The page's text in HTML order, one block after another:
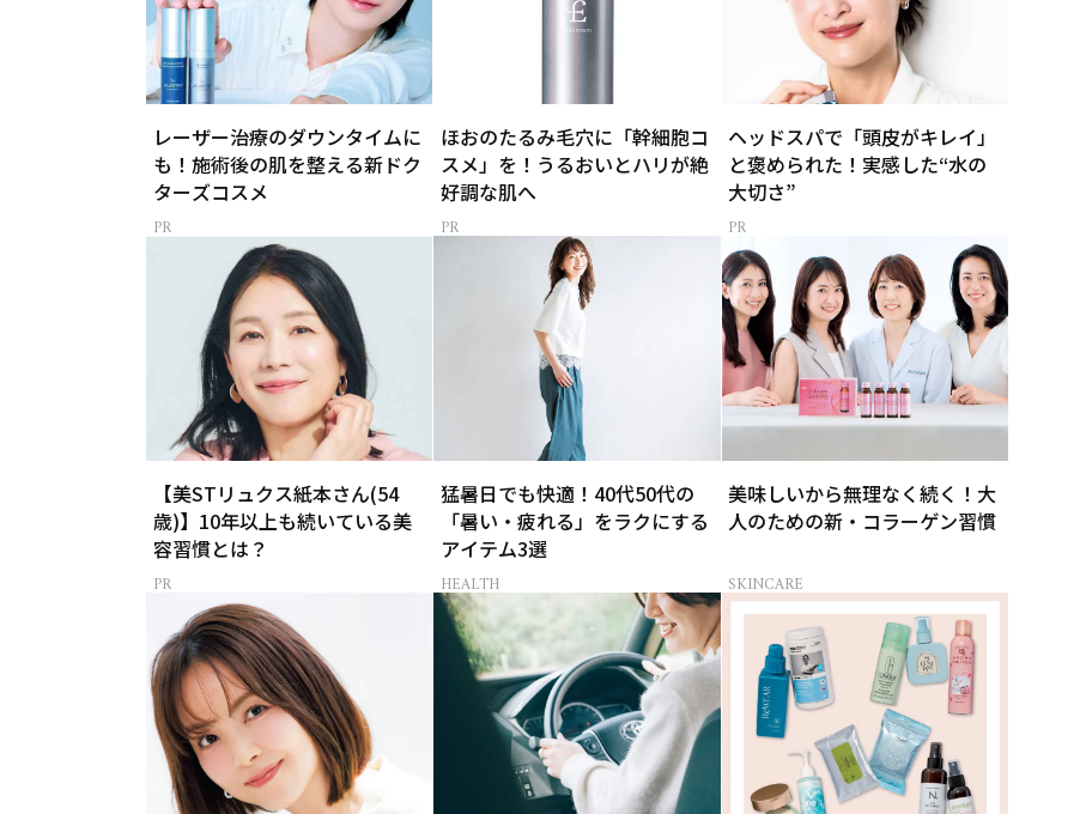
レーザー治療のダウンタイムに
も！施術後の肌を整える新ドク
ターズコスメ
ほおのたるみ毛穴に「幹細胞コ
スメ」を！うるおいとハリが絶
好調な肌へ
ヘッドスパで「頭皮がキレイ」
と褒められた！実感した“水の
大切さ”
【美STリュクス紙本さん(54
歳)】10年以上も続いている美
容習慣とは？
猛暑日でも快適！40代50代の
「暑い・疲れる」をラクにする
アイテム3選
HEALTH
美味しいから無理なく続く！大
人のための新・コラーゲン習慣
SKINCARE